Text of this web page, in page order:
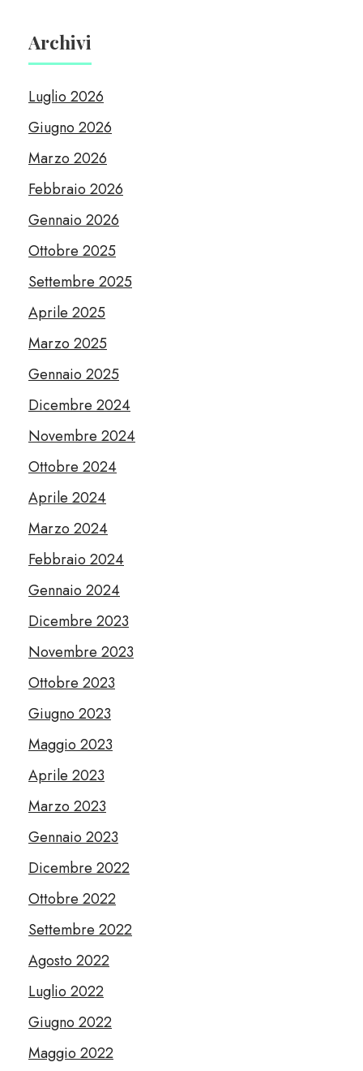
Archivi
Luglio 2026
Giugno 2026
Marzo 2026
Febbraio 2026
Gennaio 2026
Ottobre 2025
Settembre 2025
Aprile 2025
Marzo 2025
Gennaio 2025
Dicembre 2024
Novembre 2024
Ottobre 2024
Aprile 2024
Marzo 2024
Febbraio 2024
Gennaio 2024
Dicembre 2023
Novembre 2023
Ottobre 2023
Giugno 2023
Maggio 2023
Aprile 2023
Marzo 2023
Gennaio 2023
Dicembre 2022
Ottobre 2022
Settembre 2022
Agosto 2022
Luglio 2022
Giugno 2022
Maggio 2022